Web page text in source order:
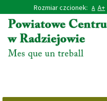
Przejdź
głównej
treści
Przejdź
wyszukiwarki
Rozmiar czcionek: A A+